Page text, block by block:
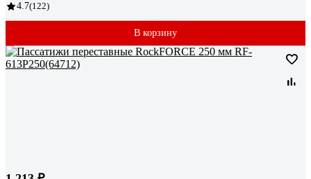
4.7(122)
В корзину